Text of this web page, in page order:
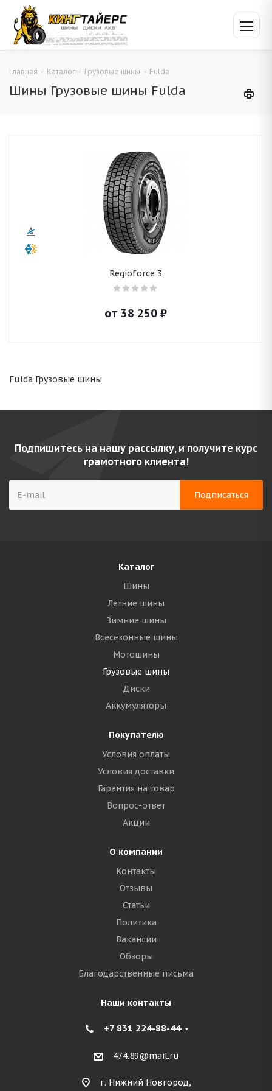
Главная - Каталог - Грузовые шины - Fulda
Шины Грузовые шины Fulda
Regioforce 3
от 38 250₽
Fulda Грузовые шины
Подпишитесь на нашу рассылку, и получите курс
грамотного клиента!
Каталог
Шины
Летние шины
Зимние шины
Всесезонные шины
Мотошины
Грузовые шины
Диски
Аккумуляторы
Покупателю
Условия оплаты
Условия доставки
Гарантия на товар
Вопрос-ответ
Акции
О компании
Контакты
Отзывы
Статьи
Политика
Вакансии
Обзоры
Благодарственные письма
Наши контакты
+7 831 224-88-44
474.89@mail.ru
г. Нижний Новгород,